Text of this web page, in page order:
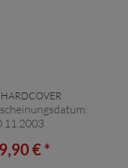
HARDCOVER
€ *